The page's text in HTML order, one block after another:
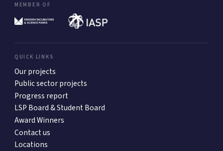
MEMBER OF
QUICK LINKS
Our projects
Public sector projects
Progress report
LSP Board & Student Board
Award Winners
Contact us
Locations